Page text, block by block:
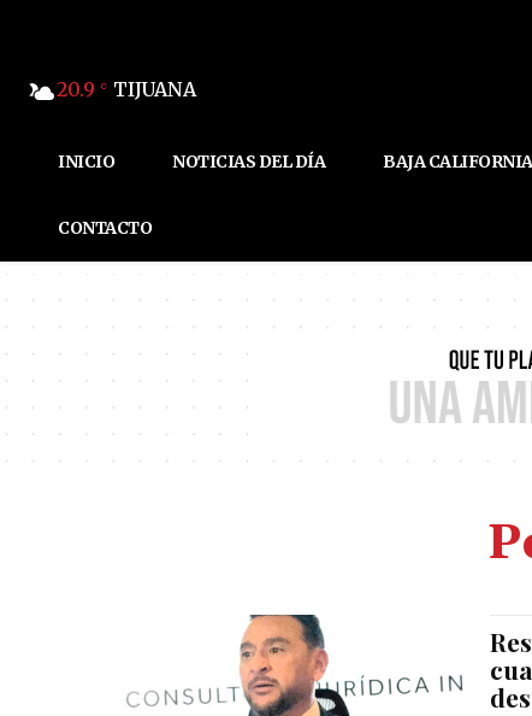
20.9 C TIJUANA
INICIO NOTICIAS DEL DÍA BAJA CALIFORNIA
CONTACTO